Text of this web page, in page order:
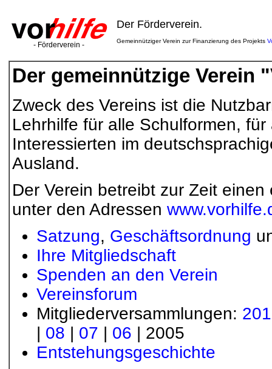
- Förderverein -
Der Förderverein.
Gemeinnütziger Verein zur Finanzierung des Projekts
Der gemeinnützige Verein
Zweck des Vereins ist die
Lehrhilfe für alle Schulformen,
Interessierten im
Ausland.
Der Verein betreibt zur Zeit
unter den Adressen
Satzung, Geschäftsordnung
Ihre Mitgliedschaft
Spenden an den Verein
Vereinsforum
Mitgliederversammlungen:
| 08 | 07 | 06 | 2005
Entstehungsgeschichte